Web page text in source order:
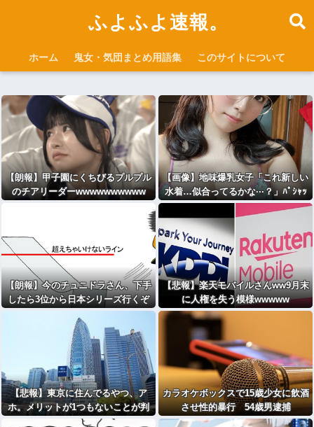
ふよふよ速報。
ホーム 鬼女・気団まとめ用語集 このサイトについて
【朗報】甲子園にくちびるプルプル
のチアリーダーwwwwwwwwww
【画像】地味爆乳女子「これ新しい
水着…似合ってるかな···？」ﾊﾟｼｬｯ
【朗報】今のチュニドラさん、下手
したら3位から日本シリーズ行くぞ
これｗｗｗｗｗｗｗｗｗｗ
【悲報】楽天モバイルさんww9月末
に人権を失う模様wwwww
【悲報】東京に住んでるやつ、ア
ホ。メリットが1つもないことが判
明
カラオケボックスで15歳少女に飲酒
させ性的暴行 54歳男逮捕